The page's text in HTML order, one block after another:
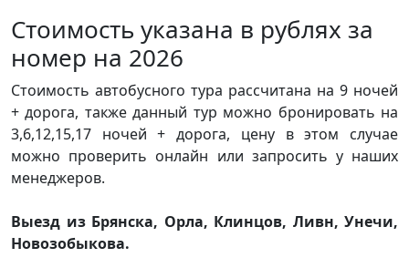
Стоимость указана в рублях за
номер на 2026
Стоимость автобусного тура рассчитана на 9 ночей
+ дорога, также данный тур можно бронировать на
3,6,12,15,17 ночей + дорога, цену в этом случае
можно проверить онлайн или запросить у наших
менеджеров.
Выезд из Брянска, Орла, Клинцов, Ливн, Унечи,
Новозобыкова.